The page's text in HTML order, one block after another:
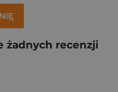
żadnych recenzji